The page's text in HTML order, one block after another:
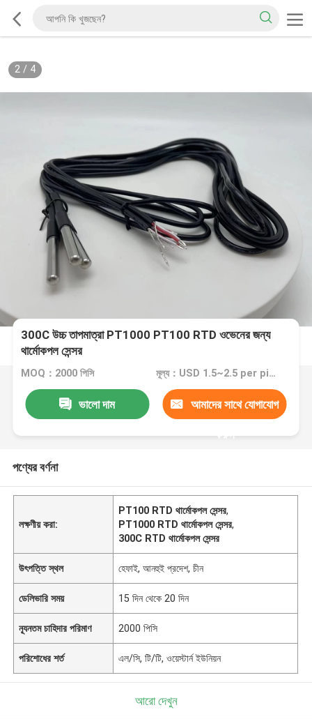
2/ 4
300C উচ্চ তাপমাত্রা PT1000 PT100 RTD ওভেনের জন্য
থার্মোকপল সেন্সর
MOQ：2000 পিসি মূল্য：USD 1.5~2.5 per piece
ভালো দাম আমাদের সাথে যোগাযোগ
করুন
পণ্যের বর্ণনা
লক্ষণীয় করা:
PT100 RTD থার্মোকপল সেন্সর,
PT1000 RTD থার্মোকপল সেন্সর,
300C RTD থার্মোকপল সেন্সর
উৎপত্তি স্থল হেফাই, আনহুই প্রদেশ, চীন
ডেলিভারি সময় 15 দিন থেকে 20 দিন
ন্যূনতম চাহিদার পরিমাণ 2000 পিসি
পরিশোধের শর্ত এল/সি, টি/টি, ওয়েস্টার্ন ইউনিয়ন
আরো দেখুন